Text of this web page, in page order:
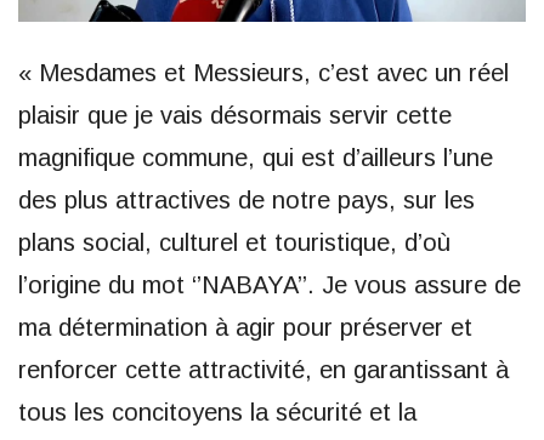
« Mesdames et Messieurs, c’est avec un réel
plaisir que je vais désormais servir cette
magnifique commune, qui est d’ailleurs l’une
des plus attractives de notre pays, sur les
plans social, culturel et touristique, d’où
l’origine du mot ‘’NABAYA’’. Je vous assure de
ma détermination à agir pour préserver et
renforcer cette attractivité, en garantissant à
tous les concitoyens la sécurité et la